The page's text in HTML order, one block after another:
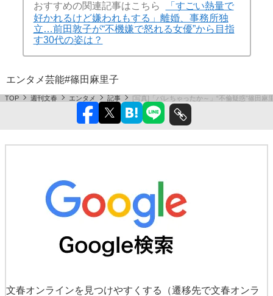
おすすめの関連記事はこちら
「すごい熱量で
好かれるけど嫌われもする」離婚、事務所独
立…前田敦子が“不機嫌で怒れる女優”から目指
す30代の姿は？
エンタメ芸能#篠田麻里子
TOP 週刊文春 エンタメ 記事 [写真]「バレちゃったか～」“不倫疑惑”篠田
文春オンラインを見つけやすくする
（遷移先で文春オンラ